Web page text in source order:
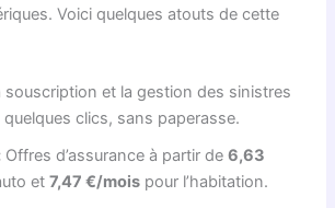
Voici quelques atouts de cette
souscription et la gestion des sinistres
quelques clics, sans paperasse.
Offres d’assurance à partir de6,63
et7,47 €/mois pour l’habitation.